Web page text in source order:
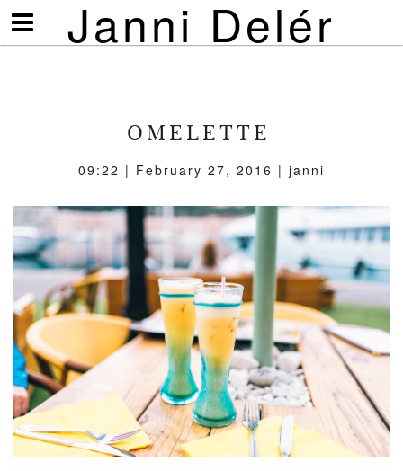
Janni Delér
Visa/göm
meny
OMELETTE
09:22 | February 27, 2016 | janni